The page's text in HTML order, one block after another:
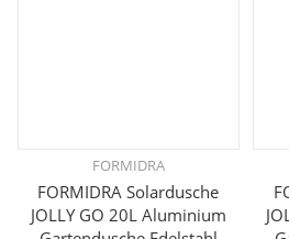
FORMIDRA
FORMIDRA Solardusche
JOLLY GO 20L Aluminium